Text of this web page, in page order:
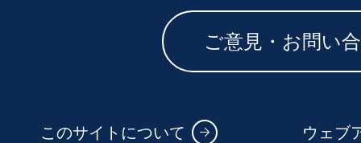
ご意見・お問い
このサイトについて ウェブ